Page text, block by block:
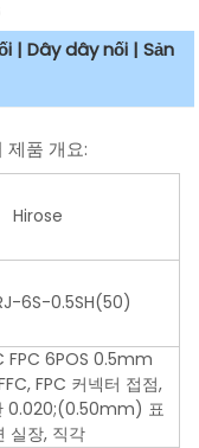
| Dây dây nối | Sản
품 개요:
Hirose
6S-0.5SH(50)
FPC 6POS 0.5mm
FPC 커넥터 접점,
0.020;(0.50mm) 표
실장, 직각